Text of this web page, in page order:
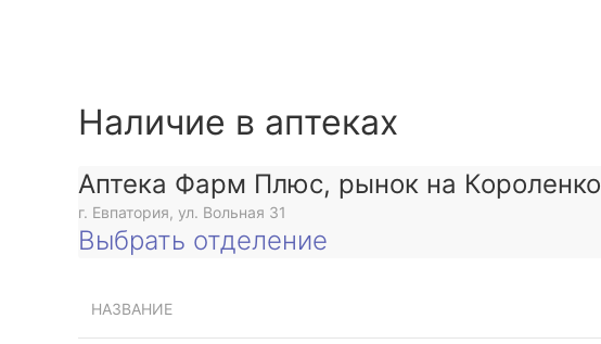
Наличие в аптеках
Аптека Фарм Плюс, рынок на Короленко
г. Евпатория, ул. Вольная 31
Выбрать отделение
НАЗВАНИЕ